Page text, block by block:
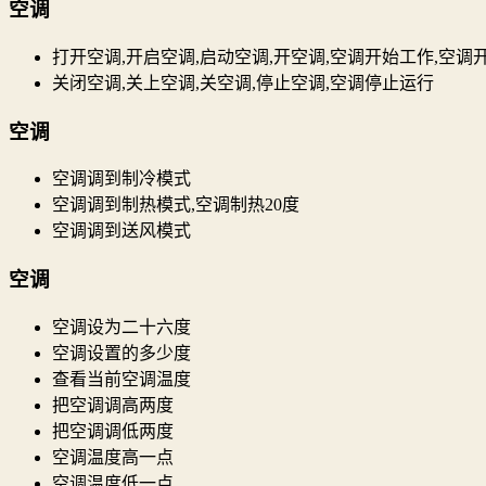
空调
打开空调,开启空调,启动空调,开空调,空调开始工作,空调
关闭空调,关上空调,关空调,停止空调,空调停止运行
空调
空调调到制冷模式
空调调到制热模式,空调制热20度
空调调到送风模式
空调
空调设为二十六度
空调设置的多少度
查看当前空调温度
把空调调高两度
把空调调低两度
空调温度高一点